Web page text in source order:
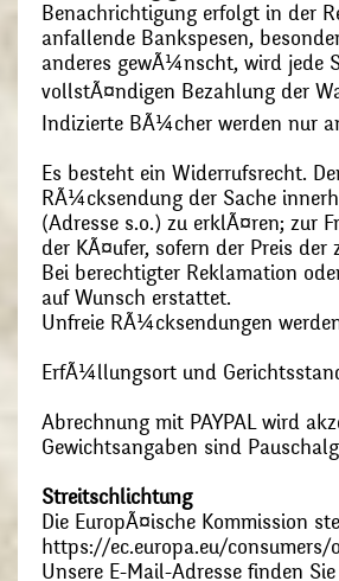
Benachrichtigung erfolgt in der
anfallende Bankspesen,
anderes gewÃ¼nscht, wird jede
vollstÃ¤ndigen Bezahlung der
Indizierte BÃ¼cher werden nur
Es besteht ein Widerrufsrecht.
RÃ¼cksendung der Sache
(Adresse s.o.) zu erklÃ¤ren; zur
der KÃ¤ufer, sofern der Preis
Bei berechtigter Reklamation
auf Wunsch erstattet.
Unfreie RÃ¼cksendungen
ErfÃ¼llungsort und
Abrechnung mit PAYPAL wird
Gewichtsangaben sind
Streitschlichtung
Die EuropÃ¤ische Kommission
https://ec.europa.eu/consumers/
Unsere E-Mail-Adresse finden